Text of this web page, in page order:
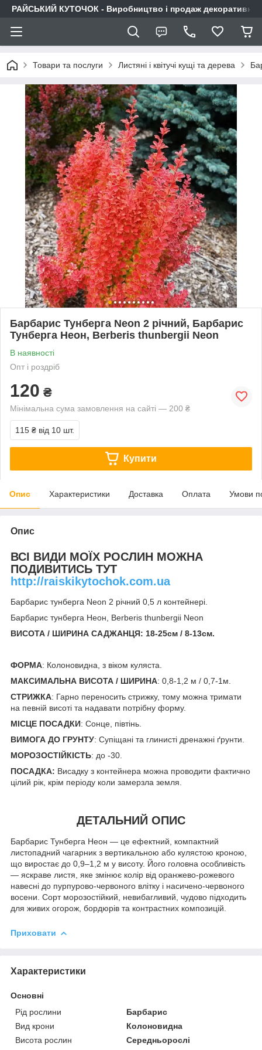
РАЙСЬКИЙ КУТОЧОК - Виробництво і продаж декоративних
Товари та послуги Листяні і квітучі кущі та дерева
Барбарис Тунберга Neon 2 річний, Барбарис
Тунберга Неон, Berberis thunbergii Neon
В наявності
Опт і роздріб
120 ₴
Мінімальна сума замовлення на сайті — 200 ₴
115 ₴ від 10 шт.
Купити
Опис Характеристики Доставка Оплата Умови
Опис
ВСІ ВИДИ МОЇХ РОСЛИН МОЖНА
ПОДИВИТИСЬ ТУТ
http://raiskikytochok.com.ua
Барбарис тунберга Neon 2 річний 0,5 л контейнері.
Барбарис тунберга Неон, Berberis thunbergii Neon
ВИСОТА / ШИРИНА САДЖАНЦЯ: 18-25см / 8-13см.
ФОРМА: Колоновидна, з віком куляста.
МАКСИМАЛЬНА ВИСОТА / ШИРИНА: 0,8-1,2 м / 0,7-1м.
СТРИЖКА: Гарно переносить стрижку, тому можна тримати
на певній висоті та надавати потрібну форму.
МІСЦЕ ПОСАДКИ: Сонце, півтінь.
ВИМОГА ДО ГРУНТУ: Супіщані та глинисті дренажні ґрунти.
МОРОЗОСТІЙКІСТЬ: до -30.
ПОСАДКА: Висадку з контейнера можна проводити фактично
цілий рік, крім періоду коли замерзла земля.
ДЕТАЛЬНИЙ ОПИС
Барбарис Тунберга Неон — це ефектний, компактний
листопадний чагарник з вертикальною або кулястою кроною,
що виростає до 0,9–1,2 м у висоту. Його головна особливість
— яскраве листя, яке змінює колір від оранжево-рожевого
навесні до пурпурово-червоного влітку і насичено-червоного
восени. Сорт морозостійкий, невибагливий, чудово підходить
для живих огорож, бордюрів та контрастних композицій.
Приховати
Характеристики
Основні
Рід рослини
Барбарис
Вид крони
Колоновидна
Висота рослин
Середньорослі